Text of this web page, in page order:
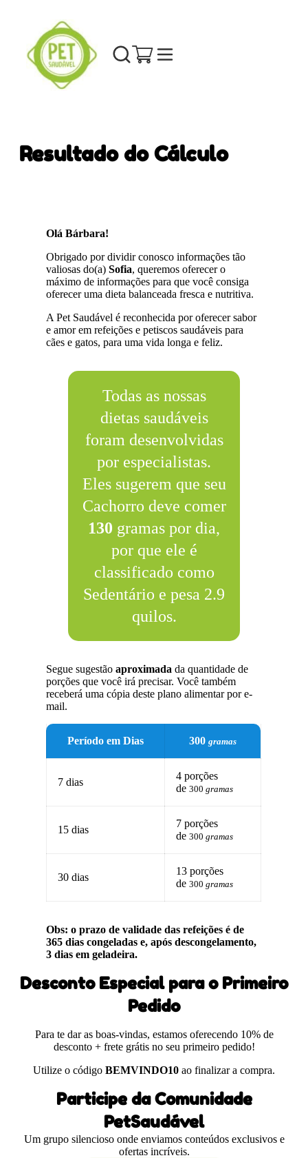
Resultado do Cálculo
Olá Bárbara!
Obrigado por dividir conosco informações tão
valiosas do(a)Sofia, queremos oferecer o
máximo de informações para que você consiga
oferecer uma dieta balanceada fresca e nutritiva.
A Pet Saudável é reconhecida por oferecer sabor
e amor em refeições e petiscos saudáveis para
cães e gatos, para uma vida longa e feliz.
Todas as nossas
dietas saudáveis
foram desenvolvidas
por especialistas.
Eles sugerem que seu
Cachorro deve comer
130 gramas por dia,
por que ele é
classificado como
Sedentário e pesa 2.9
quilos.
Segue sugestãoaproximada da quantidade de
porções que você irá precisar. Você também
receberá uma cópia deste plano alimentar por e-
mail.
Período em Dias 300gramas
7 dias
4 porções
de300gramas
15 dias
7 porções
de300gramas
30 dias
13 porções
de300gramas
Obs: o prazo de validade das refeições é de
365 dias congeladas e, após descongelamento,
3 dias em geladeira.
Desconto Especial para o Primeiro
Pedido
Para te dar as boas-vindas, estamos oferecendo 10% de
desconto + frete grátis no seu primeiro pedido!
Utilize o código BEMVINDO10 ao finalizar a compra.
Participe da Comunidade
PetSaudável
Um grupo silencioso onde enviamos conteúdos exclusivos e
ofertas incríveis.